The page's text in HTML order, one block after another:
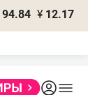
94.84 ¥ 12.17